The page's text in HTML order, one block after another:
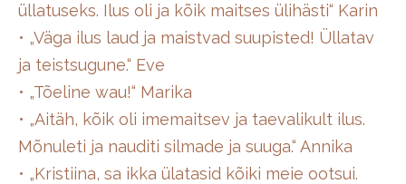
üllatuseks. Ilus oli ja kõik maitses ülihästi“ Karin
• „Väga ilus laud ja maistvad suupisted! Üllatav
ja teistsugune.“ Eve
• „Tõeline wau!“ Marika
• „Aitäh, kõik oli imemaitsev ja taevalikult ilus.
Mõnuleti ja nauditi silmade ja suuga.“ Annika
• „Kristiina, sa ikka ülatasid kõiki meie ootsui.